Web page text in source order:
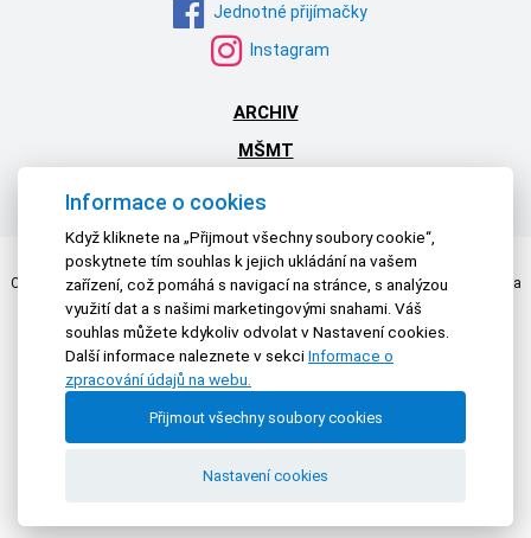
Jednotné přijímačky
Instagram
ARCHIV
MŠMT
Centrum pro zjišťování výsledků vzdělávání | © 2026 Všechna práva vyhrazena
Textová verze|Mapa stránek|Prohlášení o přístupnosti
Informace o cookies
Když kliknete na „Přijmout všechny soubory cookie“,
poskytnete tím souhlas k jejich ukládání na vašem
zařízení, což pomáhá s navigací na stránce, s analýzou
využití dat a s našimi marketingovými snahami. Váš
souhlas můžete kdykoliv odvolat v Nastavení cookies.
Další informace naleznete v sekciInformace o
zpracování údajů na webu.
Přijmout všechny soubory cookies
Nastavení cookies